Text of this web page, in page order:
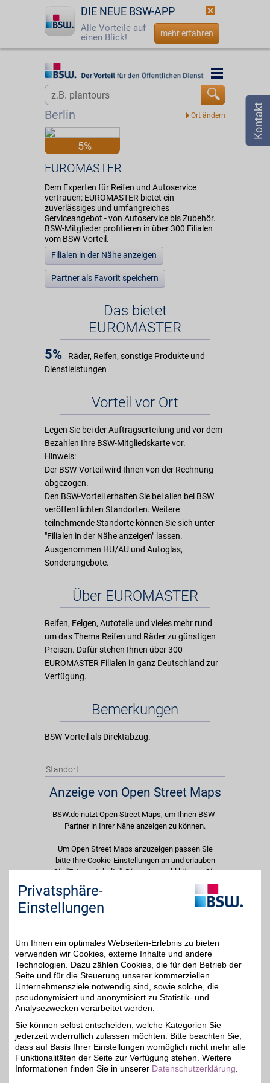
DIE NEUE BSW-APP
Alle Vorteile auf
einen Blick!
mehr erfahren
Startseite
Jetzt BSW-Mitglied werden
Login
Berlin
Startseite
5%
EUROMASTER
Dem Experten für Reifen und Autoservice
vertrauen: EUROMASTER bietet ein
zuverlässiges und umfangreiches
Serviceangebot - von Autoservice bis Zubehör.
BSW-Mitglieder profitieren in über 300 Filialen
vom BSW-Vorteil.
Filialen in der Nähe anzeigen
Partner als Favorit speichern
Das bietet
EUROMASTER
5%
Räder, Reifen, sonstige Produkte und
Dienstleistungen
Vorteil vor Ort
Legen Sie bei der Auftragserteilung und vor dem
Bezahlen Ihre BSW-Mitgliedskarte vor.
Hinweis:
Der BSW-Vorteil wird Ihnen von der Rechnung
abgezogen.
Den BSW-Vorteil erhalten Sie bei allen bei BSW
veröffentlichten Standorten. Weitere
teilnehmende Standorte können Sie sich unter
"Filialen in der Nähe anzeigen" lassen.
Ausgenommen HU/AU und Autoglas,
Sonderangebote.
Über EUROMASTER
Reifen, Felgen, Autoteile und vieles mehr rund
um das Thema Reifen und Räder zu günstigen
Preisen. Dafür stehen Ihnen über 300
EUROMASTER Filialen in ganz Deutschland zur
Verfügung.
Bemerkungen
BSW-Vorteil als Direktabzug.
Standort
Anzeige von Open Street Maps
BSW.de nutzt Open Street Maps, um Ihnen BSW-
Partner in Ihrer Nähe anzeigen zu können.
Um Open Street Maps anzuzeigen passen Sie
bitte Ihre Cookie-Einstellungen an und erlauben
Sie "Externe Inhalte". Diese Auswahl können Sie
jederzeit über die Cookie-Einstellungen im
unteren Seitenbereich ändern.
Adresse
Schockenriedstr. 23
70565 Stuttgart
Filialen in der Nähe
Telefon07 11 / 7 80 30 87
Privatsphäre-
Einstellungen
Um Ihnen ein optimales Webseiten-Erlebnis zu bieten
verwenden wir Cookies, externe Inhalte und andere
Technologien. Dazu zählen Cookies, die für den Betrieb der
Seite und für die Steuerung unserer kommerziellen
Unternehmensziele notwendig sind, sowie solche, die
pseudonymisiert und anonymisiert zu Statistik- und
Analysezwecken verarbeitet werden.
Sie können selbst entscheiden, welche Kategorien Sie
jederzeit widerruflich zulassen möchten. Bitte beachten Sie,
dass auf Basis Ihrer Einstellungen womöglich nicht mehr alle
Funktionalitäten der Seite zur Verfügung stehen. Weitere
Informationen finden Sie in unserer Datenschutzerklärung